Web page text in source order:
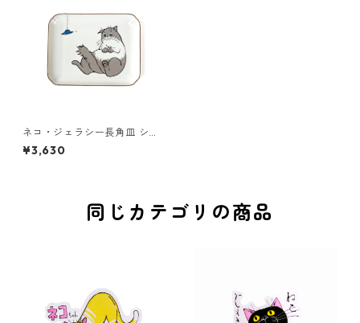
ネコ・ジェラシー長角皿 シェ
ーテッド
¥3,630
同じカテゴリの商品